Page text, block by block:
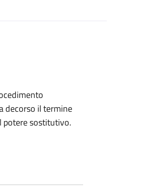
decorso il termine
potere sostitutivo.